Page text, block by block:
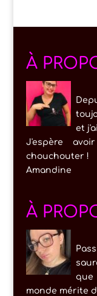
À
et
J'espère
chouchouter !
Amandine
À
que
monde mérite